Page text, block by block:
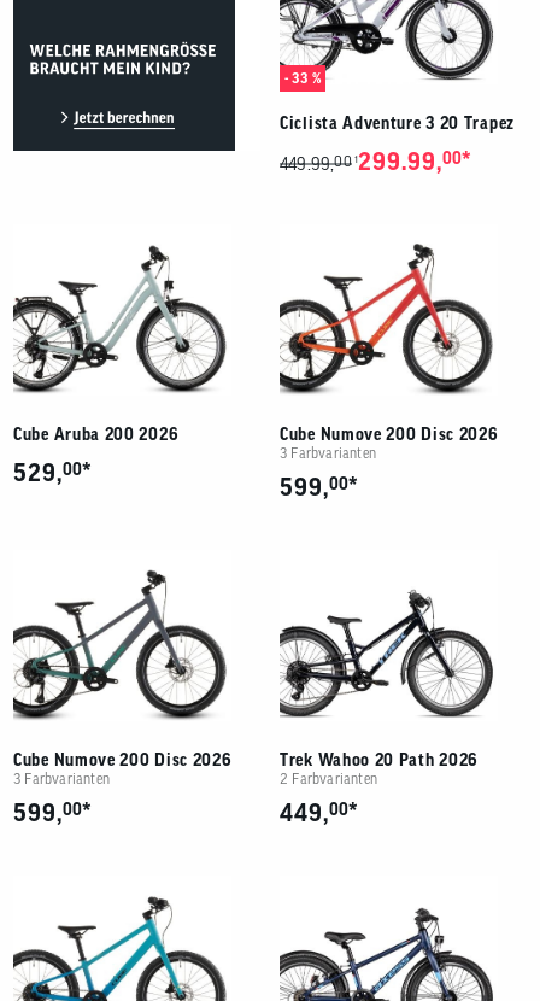
- 33 %
Ciclista Adventure 3 20 Trapez
449.99,00 1299.99,00*
Cube Aruba 200 2026
529,00*
Cube Numove 200 Disc 2026
3 Farbvarianten
599,00*
Cube Numove 200 Disc 2026
3 Farbvarianten
599,00*
Trek Wahoo 20 Path 2026
2 Farbvarianten
449,00*